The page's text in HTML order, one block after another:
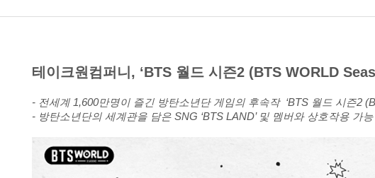
테이크원컴퍼니, ‘BTS 월드 시즌2 (BTS WORLD
- 전세계 1,600만명이 즐긴 방탄소년단 게임의 후속작 ‘BTS 월드 시즌2
- 방탄소년단의 세계관을 담은 SNG ‘BTS LAND’ 및 멤버와 상호작용 가